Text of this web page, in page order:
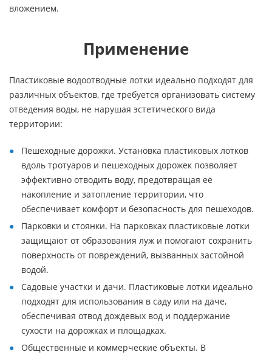
вложением.
Применение
Пластиковые водоотводные лотки идеально подходят для
различных объектов, где требуется организовать систему
отведения воды, не нарушая эстетического вида
территории:
Пешеходные дорожки. Установка пластиковых лотков
вдоль тротуаров и пешеходных дорожек позволяет
эффективно отводить воду, предотвращая её
накопление и затопление территории, что
обеспечивает комфорт и безопасность для пешеходов.
Парковки и стоянки. На парковках пластиковые лотки
защищают от образования луж и помогают сохранить
поверхность от повреждений, вызванных застойной
водой.
Садовые участки и дачи. Пластиковые лотки идеально
подходят для использования в саду или на даче,
обеспечивая отвод дождевых вод и поддержание
сухости на дорожках и площадках.
Общественные и коммерческие объекты. В